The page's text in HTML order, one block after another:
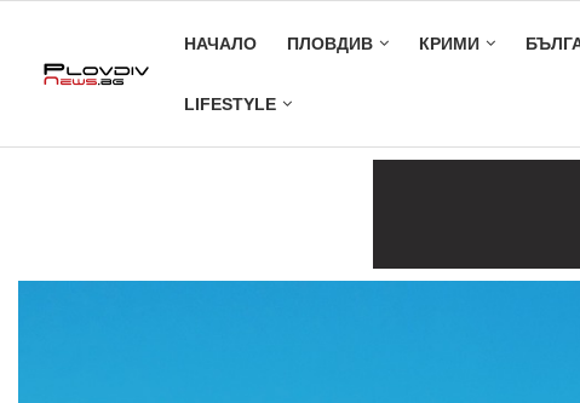
НАЧАЛО ПЛОВДИВ КРИМИ
LIFESTYLE